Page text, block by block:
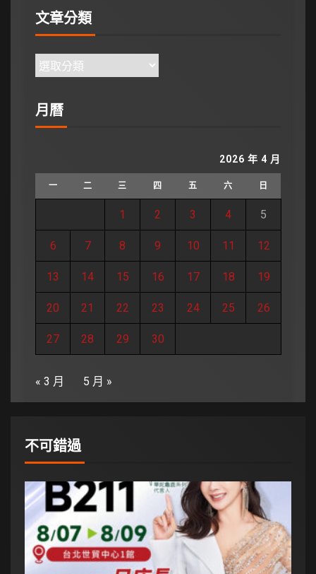
文章分類
月曆
2026 年 4 月
一 二 三 四 五 六 日
1 2 3 4 5
6 7 8 9 10 11 12
13 14 15 16 17 18 19
20 21 22 23 24 25 26
27 28 29 30
« 3 月 5 月 »
不可錯過